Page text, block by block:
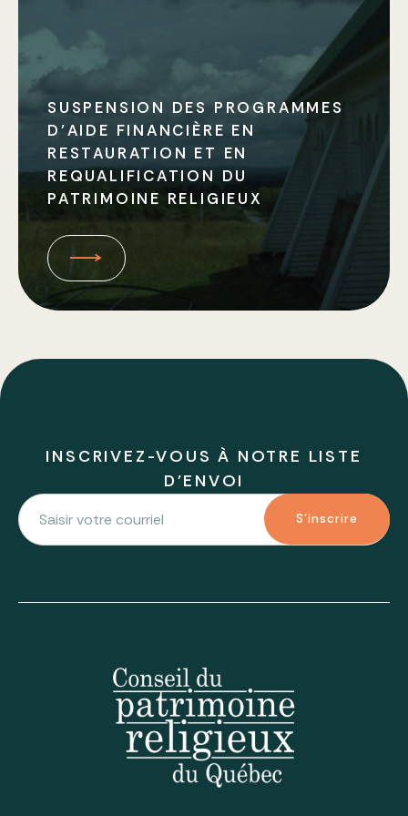
Réalisations
Rapports annuels
Bulletins
Types de travaux
SUSPENSION DES PROGRAMMES
D’AIDE FINANCIÈRE EN
RESTAURATION ET EN
REQUALIFICATION DU
PATRIMOINE RELIGIEUX
INSCRIVEZ-VOUS À NOTRE LISTE
D'ENVOI
S'inscrire